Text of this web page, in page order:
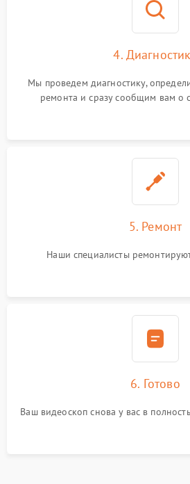
4.
Мы проведем диагностику,
ремонта и сразу сообщим вам о
5. Ремонт
Наши специалисты
6. Готово
Ваш видеоскоп снова у вас в